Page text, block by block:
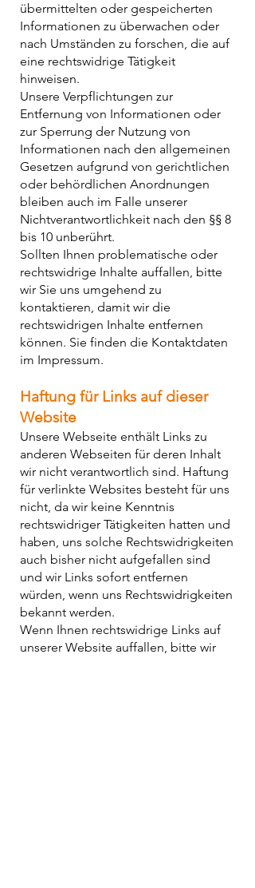
übermittelten oder gespeicherten
Informationen zu überwachen oder
nach Umständen zu forschen, die auf
eine rechtswidrige Tätigkeit
hinweisen.
Unsere Verpflichtungen zur
Entfernung von Informationen oder
zur Sperrung der Nutzung von
Informationen nach den allgemeinen
Gesetzen aufgrund von gerichtlichen
oder behördlichen Anordnungen
bleiben auch im Falle unserer
Nichtverantwortlichkeit nach den §§ 8
bis 10 unberührt.
Sollten Ihnen problematische oder
rechtswidrige Inhalte auffallen, bitte
wir Sie uns umgehend zu
kontaktieren, damit wir die
rechtswidrigen Inhalte entfernen
können. Sie finden die Kontaktdaten
im Impressum.
Haftung für Links auf dieser
Website
Unsere Webseite enthält Links zu
anderen Webseiten für deren Inhalt
wir nicht verantwortlich sind. Haftung
für verlinkte Websites besteht für uns
nicht, da wir keine Kenntnis
rechtswidriger Tätigkeiten hatten und
haben, uns solche Rechtswidrigkeiten
auch bisher nicht aufgefallen sind
und wir Links sofort entfernen
würden, wenn uns Rechtswidrigkeiten
bekannt werden.
Wenn Ihnen rechtswidrige Links auf
unserer Website auffallen, bitte wir